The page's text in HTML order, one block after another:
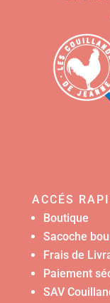
ACCÉS
Boutique
Sacoche
Frais de
Paiement
SAV